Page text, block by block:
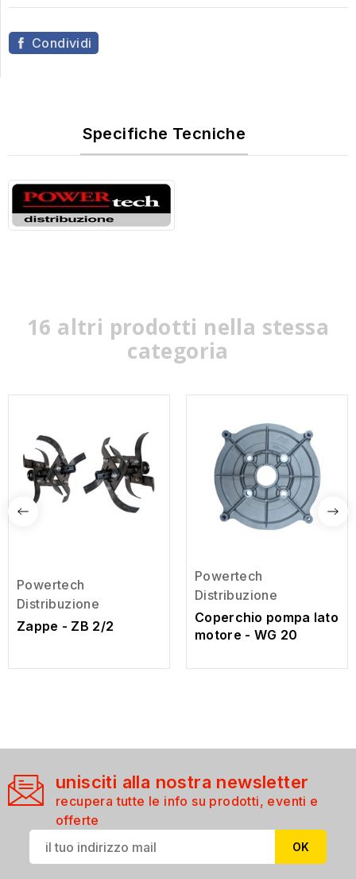
Condividi
Specifiche Tecniche
16 altri prodotti nella stessa
categoria
Powertech
Distribuzione
Zappe - ZB 2/2
Powertech
Distribuzione
Coperchio pompa lato
motore - WG 20
unisciti alla nostra newsletter
recupera tutte le info su prodotti, eventi e
offerte